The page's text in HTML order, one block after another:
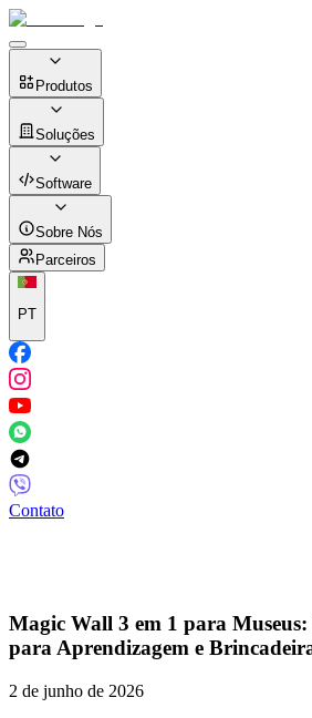
Produtos
Soluções
Software
Sobre Nós
Parceiros
PT
Contato
Magic Wall 3 em 1 para
para Aprendizagem e
2 de junho de 2026